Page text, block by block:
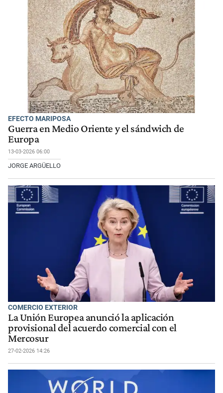
EFECTO MARIPOSA
Guerra en Medio Oriente y el sándwich de
Europa
13-03-2026 06:00
JORGE ARGÜELLO
COMERCIO EXTERIOR
La Unión Europea anunció la aplicación
provisional del acuerdo comercial con el
Mercosur
27-02-2026 14:26